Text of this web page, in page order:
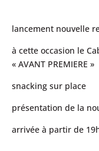
lancement nouvelle
à cette occasion le
« AVANT PREMIERE »
snacking sur place
présentation de la
arrivée à partir de